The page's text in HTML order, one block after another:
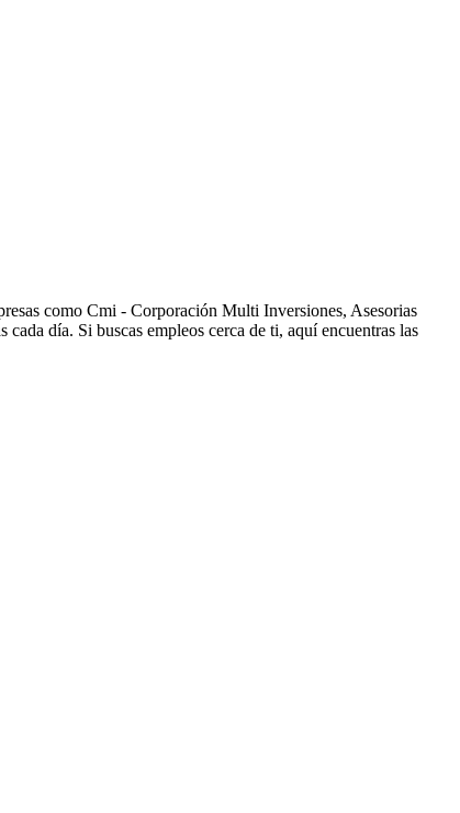
como Cmi - Corporación Multi Inversiones, Asesorias
día. Si buscas empleos cerca de ti, aquí encuentras las